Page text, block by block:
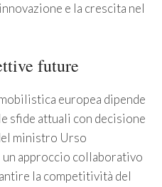
e la crescita nel
future
europea dipende
sfide attuali con decisione
ministro Urso
un approccio collaborativo
la competitività del